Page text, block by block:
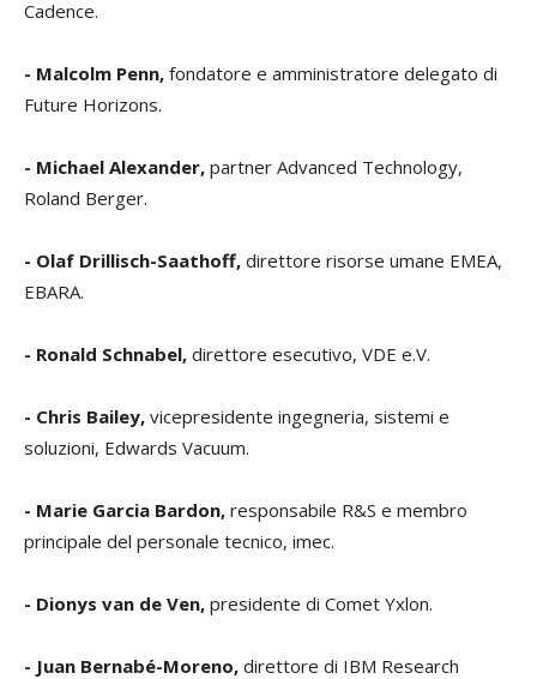
Cadence.
- Malcolm Penn, fondatore e amministratore delegato di
Future Horizons.
- Michael Alexander, partner Advanced Technology,
Roland Berger.
- Olaf Drillisch-Saathoff, direttore risorse umane EMEA,
EBARA.
- Ronald Schnabel, direttore esecutivo, VDE e.V.
- Chris Bailey, vicepresidente ingegneria, sistemi e
soluzioni, Edwards Vacuum.
- Marie Garcia Bardon, responsabile R&S e membro
principale del personale tecnico, imec.
- Dionys van de Ven, presidente di Comet Yxlon.
- Juan Bernabé-Moreno, direttore di IBM Research